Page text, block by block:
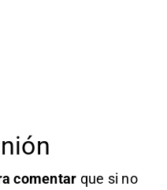
comentar que si no